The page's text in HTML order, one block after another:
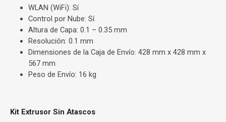
WLAN (WiFi): Sí
Control por Nube: Sí
Altura de Capa: 0.1 – 0.35 mm
Resolución: 0.1 mm
Dimensiones de la Caja de Envío: 428 mm x 428 mm x
567 mm
Peso de Envío: 16 kg
Kit Extrusor Sin Atascos